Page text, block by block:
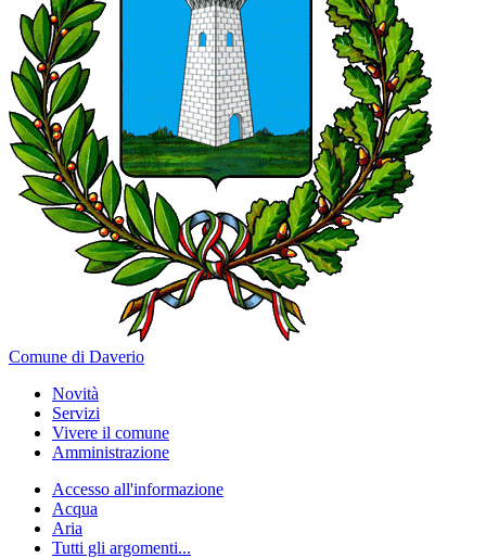
Comune di Daverio
Novità
Servizi
Vivere il comune
Amministrazione
Accesso all'informazione
Acqua
Aria
Tutti gli argomenti...